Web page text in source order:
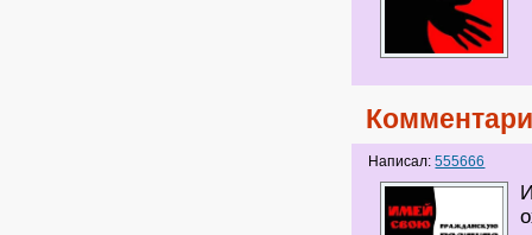
Написал:555666